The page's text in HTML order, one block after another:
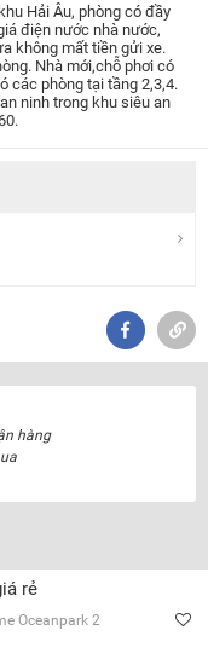
Hải Âu, phòng có đầy
điện nước nhà nước,
không mất tiền gửi xe.
Nhà mới,chỗ phơi có
các phòng tại tầng 2,3,4.
ninh trong khu siêu an
hàng
rẻ
Oceanpark 2